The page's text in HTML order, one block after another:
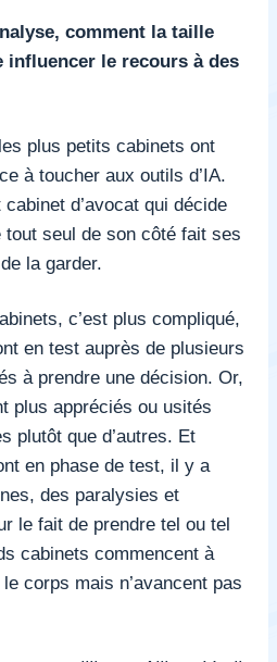
comment la taille
influencer le recours à des
plus petits cabinets ont
à toucher aux outils d’IA.
d’avocat qui décide
seul de son côté fait ses
la garder.
c’est plus compliqué,
en test auprès de plusieurs
à prendre une décision. Or,
plus appréciés ou usités
plutôt que d’autres. Et
en phase de test, il y a
des paralysies et
le fait de prendre tel ou tel
cabinets commencent à
corps mais n’avancent pas